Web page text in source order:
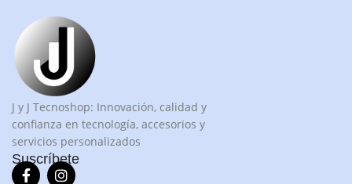
J y J Tecnoshop: Innovación, calidad y
confianza en tecnología, accesorios y
servicios personalizados
Suscríbete